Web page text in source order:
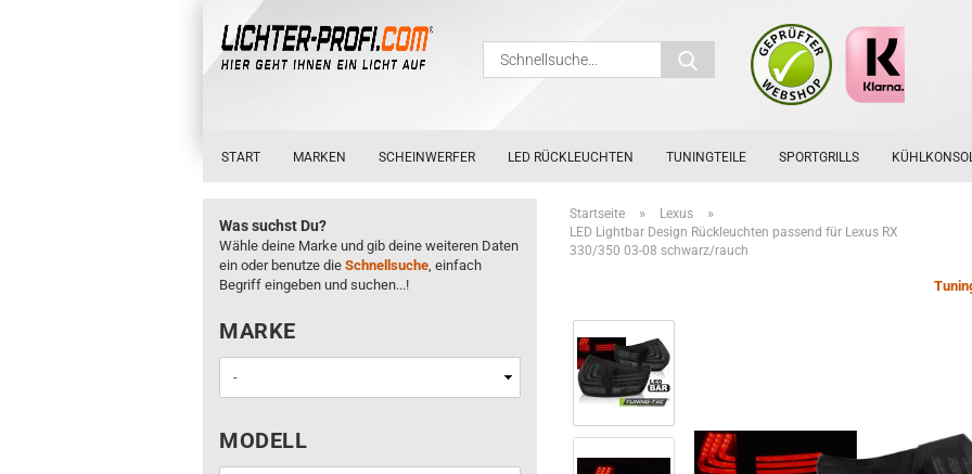
Schnellsuche...
START MARKEN SCHEINWERFER LED RÜCKLEUCHTEN TUNINGTEILE SPORTGRILLS
Startseite » Lexus »
LED Lightbar Design Rückleuchten passend für Lexus RX
330/350 03-08 schwarz/rauch
Was suchst Du?
Wähle deine Marke und gib deine weiteren Daten
ein oder benutze die Schnellsuche, einfach
Begriff eingeben und suchen...!
MARKE
MARKE
MODELL
MODELL